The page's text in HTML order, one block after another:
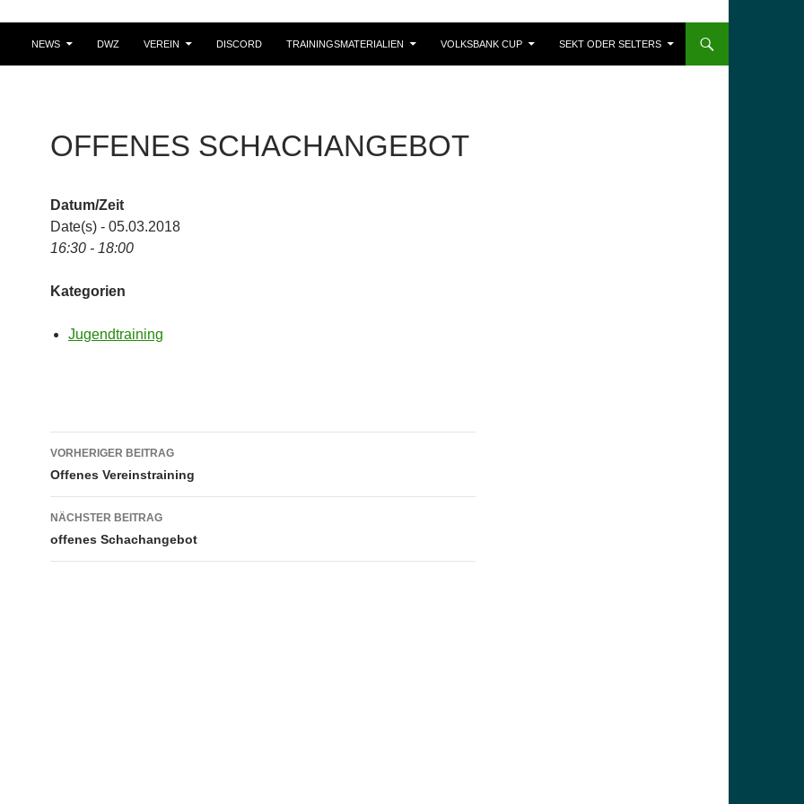
NEWS DWZ VEREIN DISCORD TRAININGSMATERIALIEN VOLKSBANK CUP SEKT ODER SELTERS
OFFENES SCHACHANGEBOT
Datum/Zeit
Date(s) - 05.03.2018
16:30 - 18:00
Kategorien
Jugendtraining
Beitragsnavigation
VORHERIGER BEITRAG
Offenes Vereinstraining
NÄCHSTER BEITRAG
offenes Schachangebot